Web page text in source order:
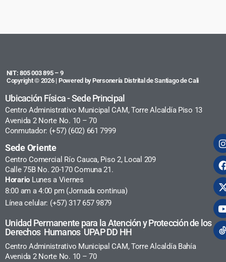
NIT: 805 003 895 – 9
Copyright © 2026 | Powered by Personería Distrital de Santiago de Cali
Ubicación Física - Sede Principal
Centro Administrativo Municipal CAM, Torre Alcaldía Piso 13
Avenida 2 Norte No. 10 – 70
Conmutador: (+57) (602) 661 7999
Sede Oriente
Centro Comercial Río Cauca, Piso 2, Local 209
Calle 75B No. 20-170 Comuna 21.
Horario Lunes a Viernes
8:00 am a 4:00 pm (Jornada continua)
Línea celular: (+57) 317 657 9879
Unidad Permanente para la Atención y Protección de los
Derechos Humanos UPAP DD HH
Centro Administrativo Municipal CAM, Torre Alcaldía Bahía
Avenida 2 Norte No. 10 – 70